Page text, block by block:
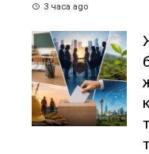
3 часа ago